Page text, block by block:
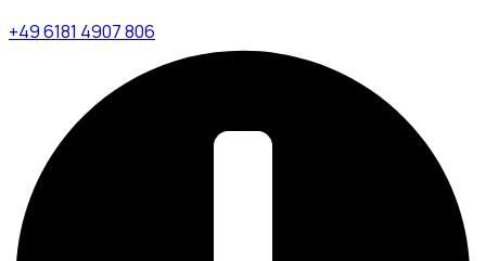
+49 6181 4907 806